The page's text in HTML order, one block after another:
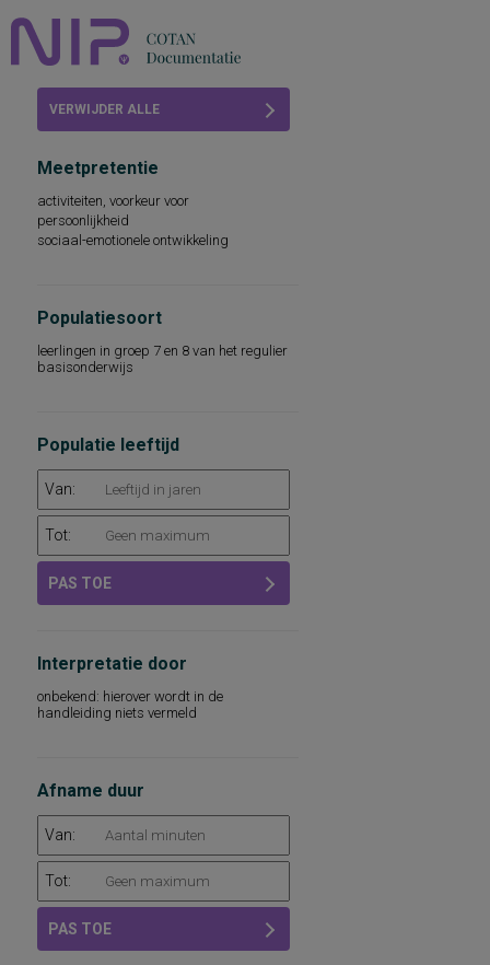
VERWIJDER ALLE
Meetpretentie
activiteiten, voorkeur voor
persoonlijkheid
sociaal-emotionele ontwikkeling
Populatiesoort
leerlingen in groep 7 en 8 van het regulier
basisonderwijs
Populatie leeftijd
Van:
Tot:
PAS TOE
Interpretatie door
onbekend: hierover wordt in de
handleiding niets vermeld
Afname duur
Van:
Tot:
PAS TOE